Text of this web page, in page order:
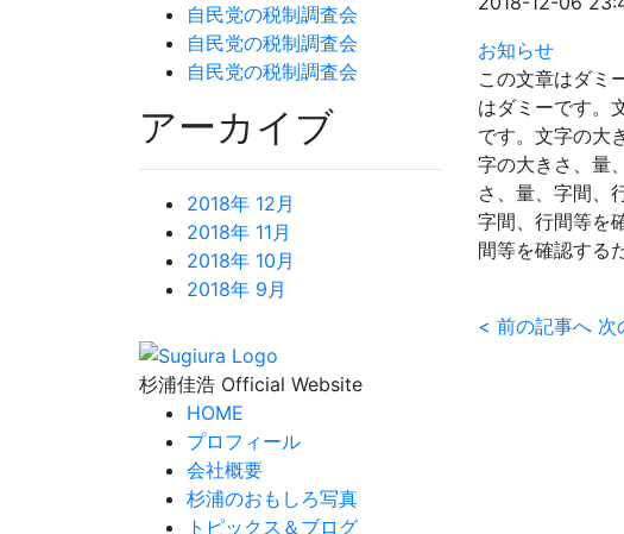
自民党の税制調査会
自民党の税制調査会
自民党の税制調査会
アーカイブ
2018年 12月
2018年 11月
2018年 10月
2018年 9月
お知らせ
この文章はダミ
はダミーです。
です。文字の大
字の大きさ、量
さ、量、字間、
字間、行間等を
間等を確認する
< 前の記事へ 次
杉浦佳浩 Official Website
HOME
プロフィール
会社概要
杉浦のおもしろ写真
トピックス＆ブログ